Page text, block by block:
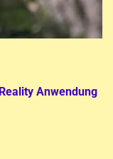
Anwendung